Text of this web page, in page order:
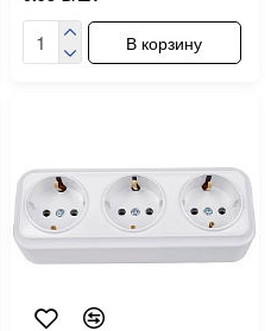
В корзину